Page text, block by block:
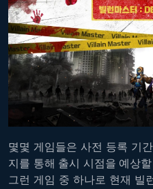
몇몇 게임들은 사전 등록 기
지를 통해 출시 시점을 예상
그런 게임 중 하나로 현재 빌